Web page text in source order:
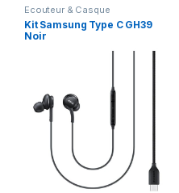
Ecouteur & Casque
Kit Samsung Type C GH39
Noir